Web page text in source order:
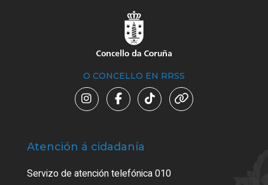
O CONCELLO EN RRSS
Atención á cidadanía
Servizo de atención telefónica 010